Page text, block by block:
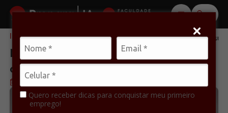
Quero receber dicas para conquistar meu primeiro
emprego!
Início Carreira Marketing pessoal: o que é e como construir
Marketing pessoal: o que é e como
construir sua imagem profissional
Publicado em 25 de maio de 2026